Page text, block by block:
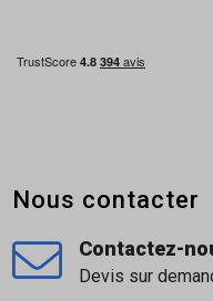
Nous contacter
Contactez-
Devis sur